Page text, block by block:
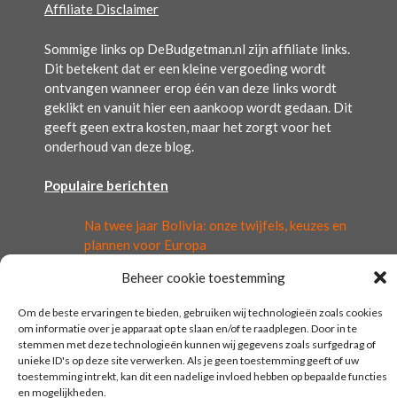
Beheer cookie toestemming
Om de beste ervaringen te bieden, gebruiken wij technologieën zoals cookies
om informatie over je apparaat op te slaan en/of te raadplegen. Door in te
stemmen met deze technologieën kunnen wij gegevens zoals surfgedrag of
unieke ID's op deze site verwerken. Als je geen toestemming geeft of uw
toestemming intrekt, kan dit een nadelige invloed hebben op bepaalde functies
en mogelijkheden.
Affiliate Disclaimer
Sommige links op DeBudgetman.nl zijn affiliate links.
Dit betekent dat er een kleine vergoeding wordt
ontvangen wanneer erop één van deze links wordt
geklikt en vanuit hier een aankoop wordt gedaan. Dit
geeft geen extra kosten, maar het zorgt voor het
onderhoud van deze blog.
Populaire berichten
Na twee jaar Bolivia: onze twijfels, keuzes en
plannen voor Europa
Hoe handelsoorlogen onze portemonnee
huishoudens
De ‘hoeveel ben je waard’ update
Update uit Zuid Amerika